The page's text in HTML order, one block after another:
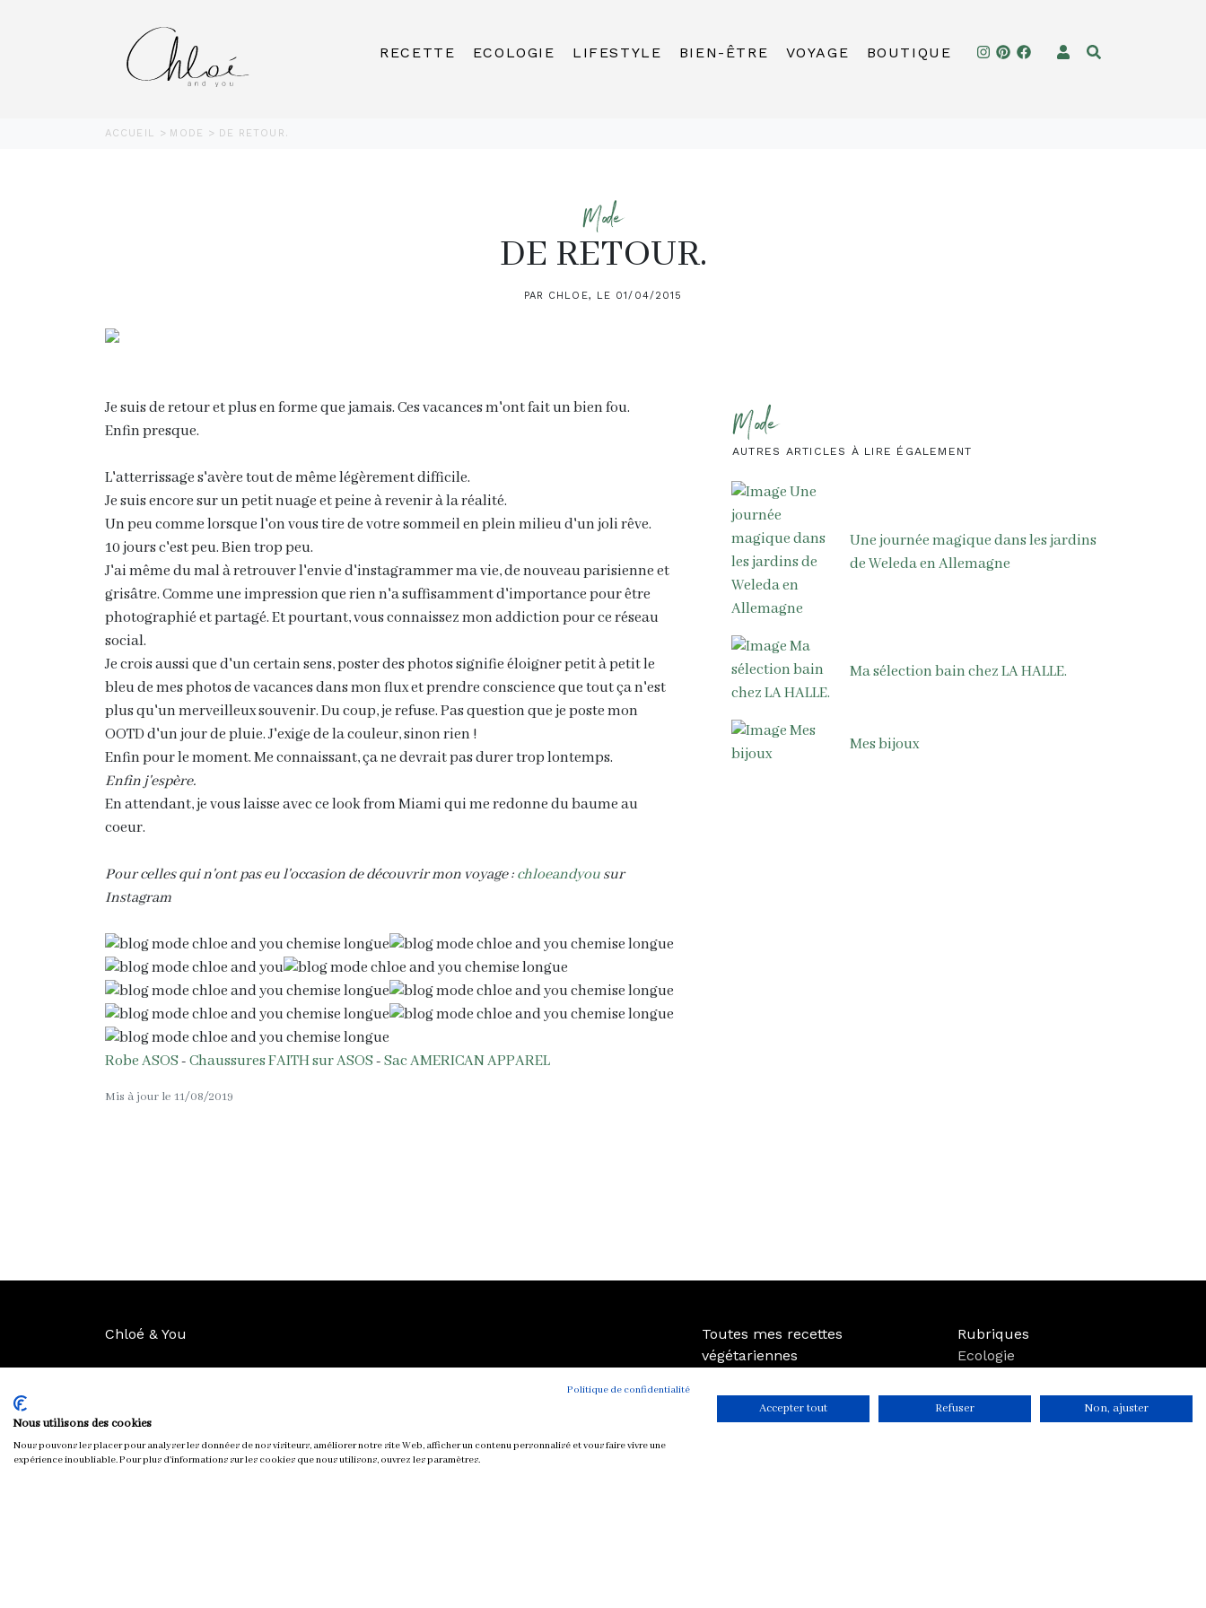
RECETTE ECOLOGIE LIFESTYLE BIEN-ÊTRE VOYAGE BOUTIQUE
ACCUEIL MODE DE RETOUR.
Mode
DE RETOUR.
PAR CHLOE, LE 01/04/2015
Je suis de retour et plus en forme que jamais. Ces vacances m'ont fait un bien fou.
Enfin presque.
L'atterrissage s'avère tout de même légèrement difficile.
Je suis encore sur un petit nuage et peine à revenir à la réalité.
Un peu comme lorsque l'on vous tire de votre sommeil en plein milieu d'un joli rêve.
10 jours c'est peu. Bien trop peu.
J'ai même du mal à retrouver l'envie d'instagrammer ma vie, de nouveau parisienne et
grisâtre. Comme une impression que rien n'a suffisamment d'importance pour être
photographié et partagé. Et pourtant, vous connaissez mon addiction pour ce réseau
social.
Je crois aussi que d'un certain sens, poster des photos signifie éloigner petit à petit le
bleu de mes photos de vacances dans mon flux et prendre conscience que tout ça n'est
plus qu'un merveilleux souvenir. Du coup, je refuse. Pas question que je poste mon
OOTD d'un jour de pluie. J'exige de la couleur, sinon rien !
Enfin pour le moment. Me connaissant, ça ne devrait pas durer trop lontemps.
Enfin j'espère.
En attendant, je vous laisse avec ce look from Miami qui me redonne du baume au
coeur.
Pour celles qui n'ont pas eu l'occasion de découvrir mon voyage :chloeandyousur
Instagram
Robe ASOS-Chaussures FAITH sur ASOS-Sac AMERICAN APPAREL
Mis à jour le 11/08/2019
Mode
AUTRES ARTICLES À LIRE ÉGALEMENT
Une journée magique dans les jardins
de Weleda en Allemagne
Ma sélection bain chez LA HALLE.
Mes bijoux
Chloé & You
Toutes mes recettes
végétariennes
Mise en bouche
Plat
Rubriques
Ecologie
Bien-être
Voyage
Politique de confidentialité
Nous utilisons des cookies
Nous pouvons les placer pour analyser les données de nos visiteurs, améliorer notre site Web, afficher un contenu personnalisé et vous faire vivre une
expérience inoubliable. Pour plus d'informations sur les cookies que nous utilisons, ouvrez les paramètres.
Accepter tout Refuser Non, ajuster